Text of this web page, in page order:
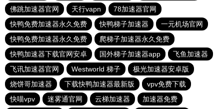
佛跳加速器官网
天行vapn
78加速器官网
快鸭免费加速器永久免费
快鸭梯子加速器
一元机场官网
快鸭免费加速器永久免费
爬梯子加速器永久免费
快鸭加速器下载官网安卓
国外梯子加速器app
飞鱼加速器
飞讯加速器官网
Westworld 梯子
极光加速器安卓版
烧饼哥加速器
下载快鸭加速器最新版
vpv免费下载
快喵vpv
迷雾通官网 云梯加速器 加速器免费